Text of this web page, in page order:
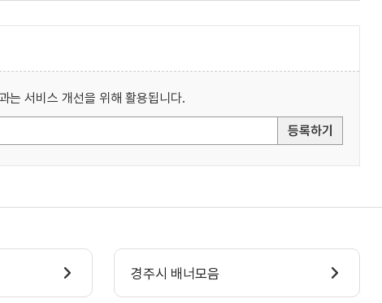
는 서비스 개선을 위해 활용됩니다.
등록하기
경주시 배너모음